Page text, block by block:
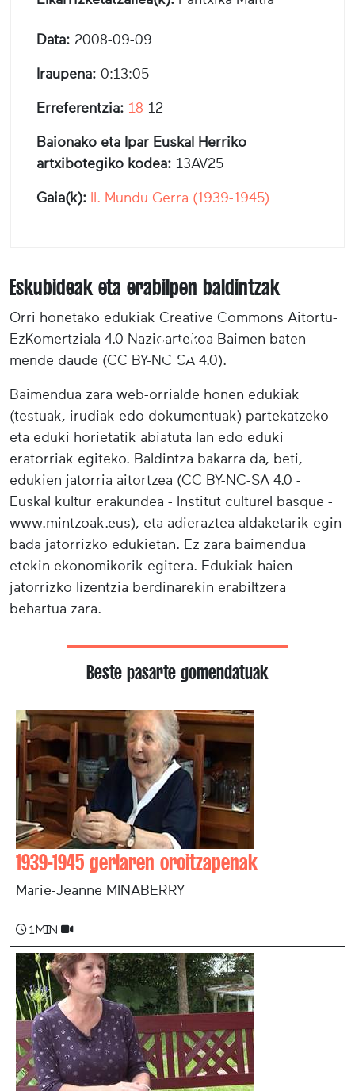
Data: 2008-09-09
Iraupena: 0:13:05
Erreferentzia: 18-12
Baionako eta Ipar Euskal Herriko
artxibotegiko kodea: 13AV25
Gaia(k): II. Mundu Gerra (1939-1945)
Eskubideak eta erabilpen baldintzak
Orri honetako edukiak Creative Commons Aitortu-
EzKomertziala 4.0 Nazioartekoa Baimen baten
mende daude (CC BY-NC-SA 4.0).
Baimendua zara web-orrialde honen edukiak
(testuak, irudiak edo dokumentuak) partekatzeko
eta eduki horietatik abiatuta lan edo eduki
eratorriak egiteko. Baldintza bakarra da, beti,
edukien jatorria aitortzea (CC BY-NC-SA 4.0 -
Euskal kultur erakundea - Institut culturel basque -
www.mintzoak.eus), eta adieraztea aldaketarik egin
bada jatorrizko edukietan. Ez zara baimendua
etekin ekonomikorik egitera. Edukiak haien
jatorrizko lizentzia berdinarekin erabiltzera
behartua zara.
Beste pasarte gomendatuak
1939-1945 gerlaren oroitzapenak
Marie-Jeanne MINABERRY
1 min